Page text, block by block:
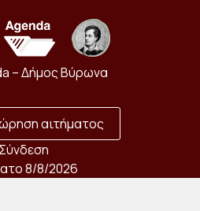
– Δήμος Βύρωνα
αιτήματος
Σύνδεση
8/8/2026